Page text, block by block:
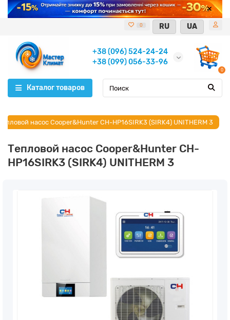
0 RU UA
+38 (096) 524-24-24
+38 (099) 056-33-96
0
Каталог товаров
насос Cooper&Hunter CH-HP16SIRK3 (SIRK4) UNITHERM 3
Тепловой насос Cooper&Hunter CH-
HP16SIRK3 (SIRK4) UNITHERM 3